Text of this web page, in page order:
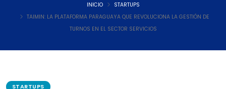
INICIO
STARTUPS
TAIMIN: LA PLATAFORMA PARAGUAYA QUE REVOLUCIONA LA GESTIÓN DE
TURNOS EN EL SECTOR SERVICIOS
STARTUPS